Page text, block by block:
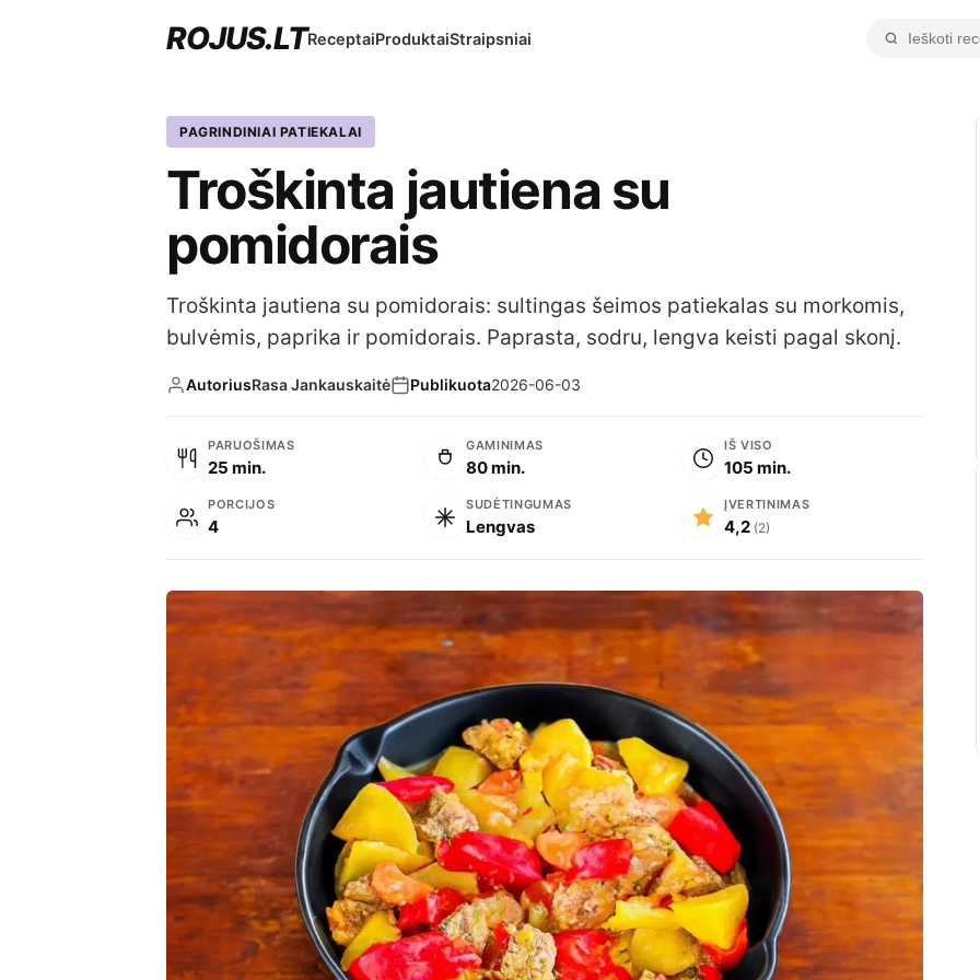
ROJUS.LTReceptaiProduktaiStraipsniai
PAGRINDINIAI PATIEKALAI
Troškinta jautiena su
pomidorais
Troškinta jautiena su pomidorais: sultingas šeimos patiekalas su morkomis,
bulvėmis, paprika ir pomidorais. Paprasta, sodru, lengva keisti pagal skonį.
AutoriusRasa Jankauskaitė Publikuota2026-06-03
PARUOŠIMAS
25 min.
GAMINIMAS
80 min.
IŠ VISO
105 min.
PORCIJOS
4
SUDĖTINGUMAS
Lengvas
ĮVERTINIMAS
4,2 (2)